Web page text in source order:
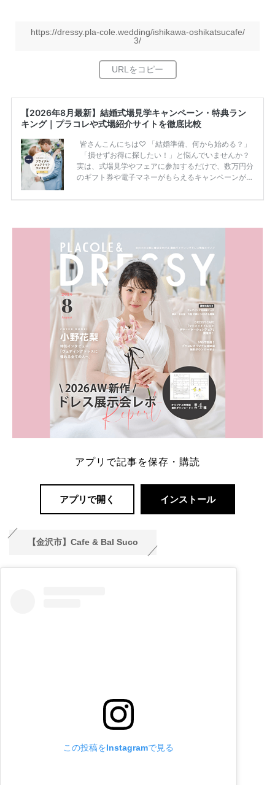
https://dressy.pla-cole.wedding/ishikawa-oshikatsucafe/
3/
【2026年8月最新】結婚式場見学キャンペーン・特典ラン
キング｜プラコレや式場紹介サイトを徹底比較
皆さんこんにちは♡ 「結婚準備、何から始める？」
「損せずお得に探したい！」と悩んでいませんか？
実は、式場見学やフェアに参加するだけで、数万円分
のギフト券や電子マネーがもらえるキャンペーンがあ
ため、比較せずに選ぶと損をしてしまうことも……。
内容：特典金額・条件・応募方法・注意点 「どこが
一番お得？」「プラコレの特典は？」といった疑問も
解決します。 まずは診断で候補を絞れる「ウェディ
ング診断」か、体験型 […]
続きを読む
アプリで記事を保存・購読
アプリで開く インストール
【金沢市】Cafe & Bal Suco
この投稿をInstagramで見る